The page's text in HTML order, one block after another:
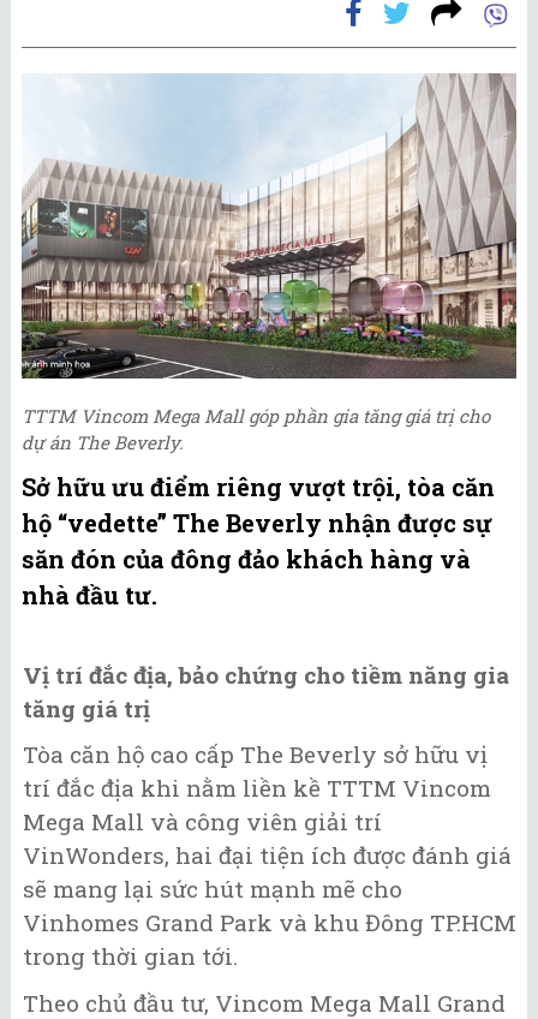
TTTM Vincom Mega Mall góp phần gia tăng giá trị cho
dự án The Beverly.
Sở hữu ưu điểm riêng vượt trội, tòa căn
hộ “vedette” The Beverly nhận được sự
săn đón của đông đảo khách hàng và
nhà đầu tư.
Vị trí đắc địa, bảo chứng cho tiềm năng gia
tăng giá trị
Tòa căn hộ cao cấp The Beverly sở hữu vị
trí đắc địa khi nằm liền kề TTTM Vincom
Mega Mall và công viên giải trí
VinWonders, hai đại tiện ích được đánh giá
sẽ mang lại sức hút mạnh mẽ cho
Vinhomes Grand Park và khu Đông TP.HCM
trong thời gian tới.
Theo chủ đầu tư, Vincom Mega Mall Grand